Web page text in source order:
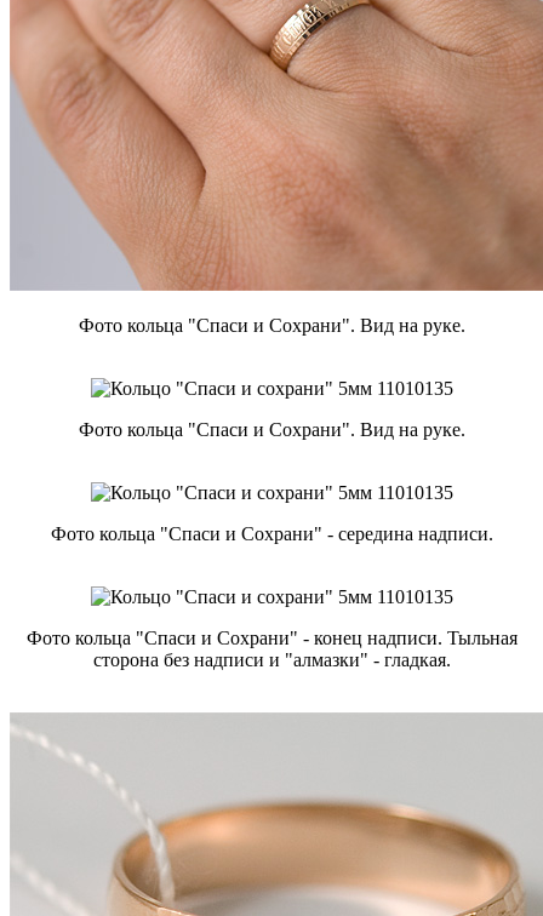
Фото кольца "Спаси и Сохрани". Вид на руке.
Фото кольца "Спаси и Сохрани". Вид на руке.
Фото кольца "Спаси и Сохрани" - середина надписи.
Фото кольца "Спаси и Сохрани" - конец надписи. Тыльная
сторона без надписи и "алмазки" - гладкая.